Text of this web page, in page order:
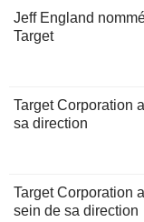
Jeff England
Target
Target Corporation
sa direction
Target Corporation
sein de sa direction